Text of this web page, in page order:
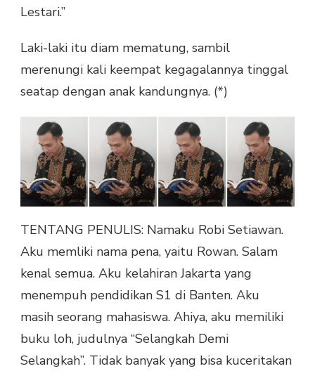
Lestari.”
Laki-laki itu diam mematung, sambil
merenungi kali keempat kegagalannya tinggal
seatap dengan anak kandungnya. (*)
TENTANG PENULIS: Namaku Robi Setiawan.
Aku memliki nama pena, yaitu Rowan. Salam
kenal semua. Aku kelahiran Jakarta yang
menempuh pendidikan S1 di Banten. Aku
masih seorang mahasiswa. Ahiya, aku memiliki
buku loh, judulnya “Selangkah Demi
Selangkah”. Tidak banyak yang bisa kuceritakan